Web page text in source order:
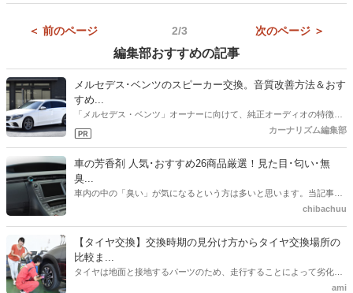
りと街中を流すのにぴったりな癒し系の車と言われています。
＜ 前のページ 2/3 次のページ ＞
編集部おすすめの記事
メルセデス･ベンツのスピーカー交換。音質改善方法＆おす
すめ...
「メルセデス・ベンツ」オーナーに向けて、純正オーディオの特徴分
析、そしてそれを踏まえての音質改善方法を紹介していきます。もっ
注意点や価格帯ごとのおすすめスピーカーまでを詳しく紹介していき
ます。
カーナリズム編集部
車の芳香剤 人気･おすすめ26商品厳選！見た目･匂い･無
臭...
車内の中の「臭い」が気になるという方は多いと思います。当記事で
は、Amazon内での車用の芳香剤（消臭剤）の人気ランキングや、男
のタイプ別におすすめの芳香剤、芳香剤の香りが苦手という方向けに
無香料タイプの芳香剤（消臭剤）のおすすめを紹介しています。
chibachuu
【タイヤ交換】交換時期の見分け方からタイヤ交換場所の
比較ま...
タイヤは地面と接地するパーツのため、走行することによって劣化し
ていきます。安全に走るためにタイヤ交換は必要なものですが、どの
ami